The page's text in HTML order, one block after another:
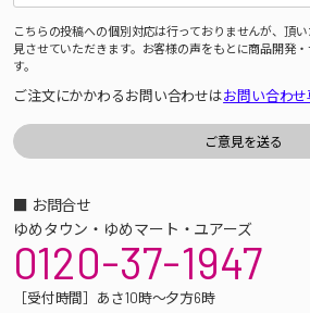
こちらの投稿への個別対応は行っておりませんが、頂
見させていただきます。お客様の声をもとに商品開発
す。
ご注文にかかわるお問い合わせはお問い合わ
■ お問合せ
ゆめタウン・ゆめマート・ユアーズ
0120-37-1947
［受付時間］あさ10時～夕方6時